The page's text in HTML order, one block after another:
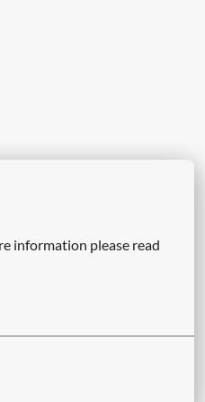
information please read